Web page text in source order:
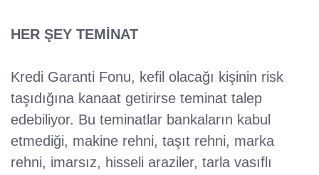
HER ŞEY TEMİNAT
Kredi Garanti Fonu, kefil olacağı kişinin risk
taşıdığına kanaat getirirse teminat talep
edebiliyor. Bu teminatlar bankaların kabul
etmediği, makine rehni, taşıt rehni, marka
rehni, imarsız, hisseli araziler, tarla vasıflı